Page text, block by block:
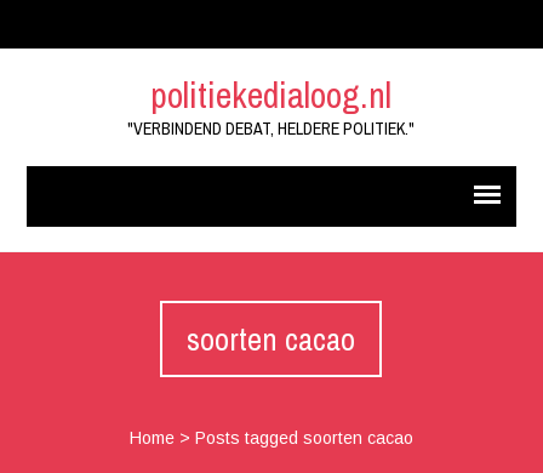
politiekedialoog.nl
"VERBINDEND DEBAT, HELDERE POLITIEK."
soorten cacao
Home> Posts tagged soorten cacao